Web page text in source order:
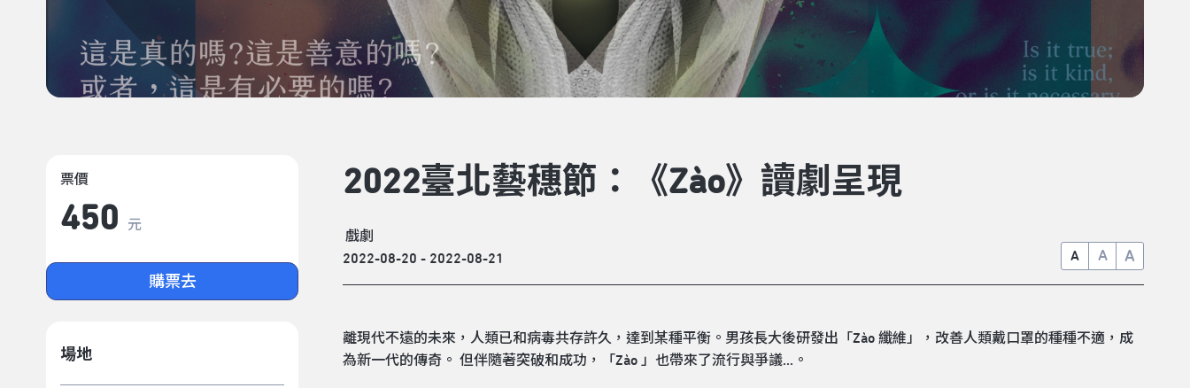
票價
450 元
購票去
場地
2022臺北藝穗節：《Zào》讀劇呈現
戲劇
2022-08-20 - 2022-08-21
A A A
離現代不遠的未來，人類已和病毒共存許久，達到某種平衡。男孩長大後研發出「Zào 纖維」，改善人類戴口罩的種種不適，成
為新一代的傳奇。 但伴隨著突破和成功，「Zào 」也帶來了流行與爭議...。